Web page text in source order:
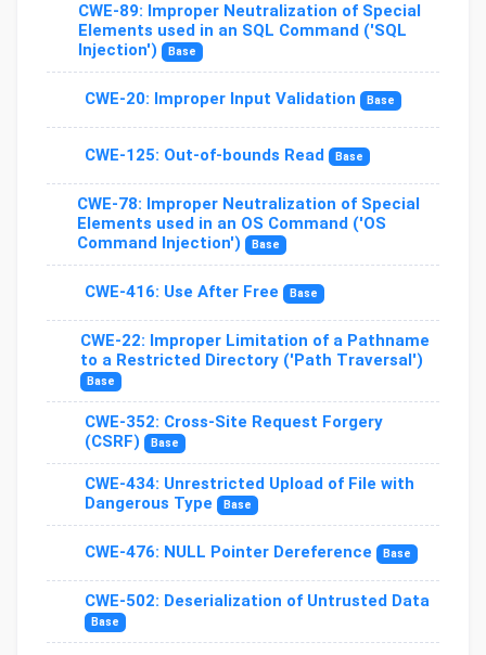
CWE-89: Improper Neutralization of Special
Elements used in an SQL Command ('SQL
Injection')
Base
CWE-20: Improper Input Validation Base
CWE-125: Out-of-bounds Read Base
CWE-78: Improper Neutralization of Special
Elements used in an OS Command ('OS
Command Injection')
Base
CWE-416: Use After Free Base
CWE-22: Improper Limitation of a Pathname
to a Restricted Directory ('Path Traversal')
Base
CWE-352: Cross-Site Request Forgery
(CSRF)
Base
CWE-434: Unrestricted Upload of File with
Dangerous Type
Base
CWE-476: NULL Pointer Dereference Base
CWE-502: Deserialization of Untrusted Data
Base